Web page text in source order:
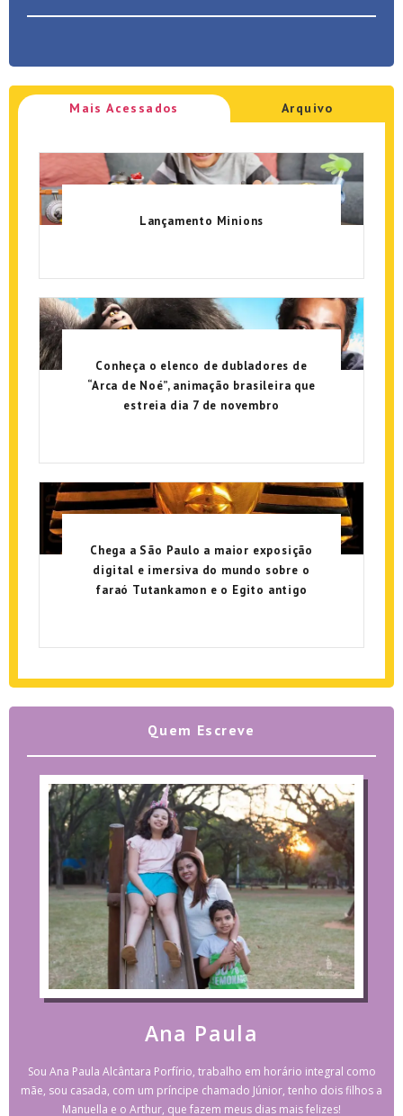
Mais Acessados Arquivo
Lançamento Minions
Conheça o elenco de dubladores de
“Arca de Noé”, animação brasileira que
estreia dia 7 de novembro
Chega a São Paulo a maior exposição
digital e imersiva do mundo sobre o
faraó Tutankamon e o Egito antigo
Quem Escreve
Ana Paula
Sou Ana Paula Alcântara Porfírio, trabalho em horário integral como
mãe, sou casada, com um príncipe chamado Júnior, tenho dois filhos a
Manuella e o Arthur, que fazem meus dias mais felizes!